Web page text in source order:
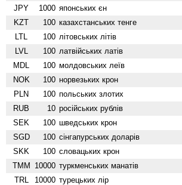
JPY 1000 японських єн
KZT 100 казахстанських тенге
LTL 100 літовських літів
LVL 100 латвійських латів
MDL 100 молдовських леїв
NOK 100 норвезьких крон
PLN 100 польських злотих
RUB 10 російських рублів
SEK 100 шведських крон
SGD 100 сінгапурських доларів
SKK 100 словацьких крон
TMM 10000 туркменських манатів
TRL 10000 турецьких лір